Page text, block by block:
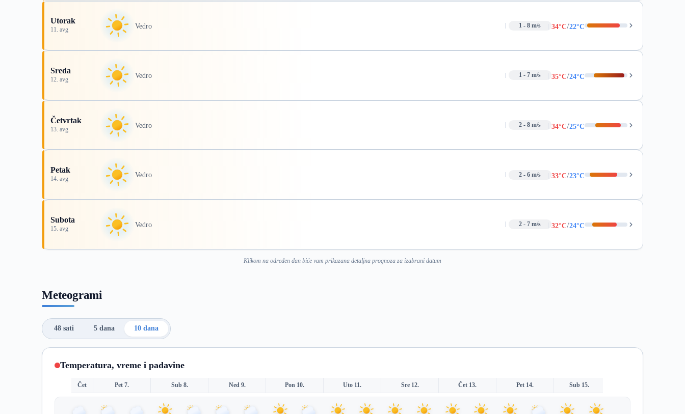
Utorak
11. avg Vedro 1 - 8 m/s 34°C/22°C
Sreda
12. avg Vedro 1 - 7 m/s 35°C/24°C
Četvrtak
13. avg Vedro 2 - 8 m/s 34°C/25°C
Petak
14. avg Vedro 2 - 6 m/s 33°C/23°C
Subota
15. avg Vedro 2 - 7 m/s 32°C/24°C
Klikom na određen dan biće vam prikazana detaljna prognoza za izabrani datum
Meteogrami
48 sati 5 dana 10 dana
Temperatura, vreme i padavine
Čet Pet 7. Sub 8. Ned 9. Pon 10. Uto 11. Sre 12. Čet 13. Pet 14. Sub 15.